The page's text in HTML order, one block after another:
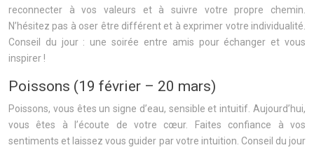
reconnecter à vos valeurs et à suivre votre propre chemin.
N’hésitez pas à oser être différent et à exprimer votre individualité.
Conseil du jour : une soirée entre amis pour échanger et vous
inspirer !
Poissons (19 février – 20 mars)
Poissons, vous êtes un signe d’eau, sensible et intuitif. Aujourd’hui,
vous êtes à l’écoute de votre cœur. Faites confiance à vos
sentiments et laissez vous guider par votre intuition. Conseil du jour